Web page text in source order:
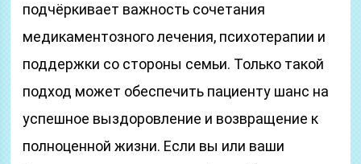
подчёркивает важность сочетания
медикаментозного лечения, психотерапии и
поддержки со стороны семьи. Только такой
подход может обеспечить пациенту шанс на
успешное выздоровление и возвращение к
полноценной жизни. Если вы или ваши